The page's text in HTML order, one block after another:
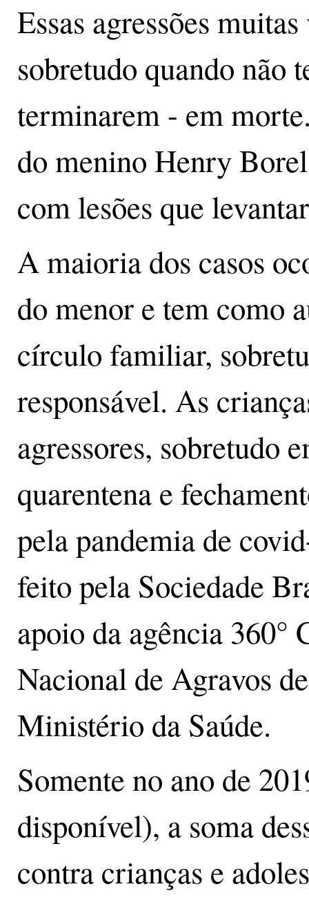
Essas agressões
sobretudo quando não
terminarem - em
do menino Henry
com lesões que
A maioria dos casos
do menor e tem como
círculo familiar,
responsável. As
agressores, sobretudo
quarentena e
pela pandemia de
feito pela Sociedade
apoio da agência 360°
Nacional de Agravos
Ministério da Saúde.
Somente no ano de
disponível), a soma
contra crianças e